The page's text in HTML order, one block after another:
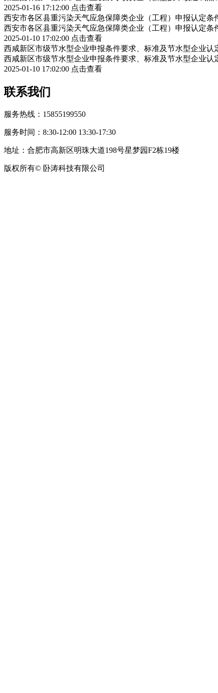
2025-01-16 17:12:00 点击查看
西安市各区县重污染天气应急保障类企业（工程）申报认定条
西安市各区县重污染天气应急保障类企业（工程）申报认定条
2025-01-10 17:02:00 点击查看
西咸新区市级节水型企业申报条件要求、标准及节水型企业认
西咸新区市级节水型企业申报条件要求、标准及节水型企业认
2025-01-10 17:02:00 点击查看
联系我们
服务热线：15855199550
服务时间：8:30-12:00 13:30-17:30
地址：合肥市高新区明珠大道198号星梦园F2栋19楼
版权所有© 卧涛科技有限公司